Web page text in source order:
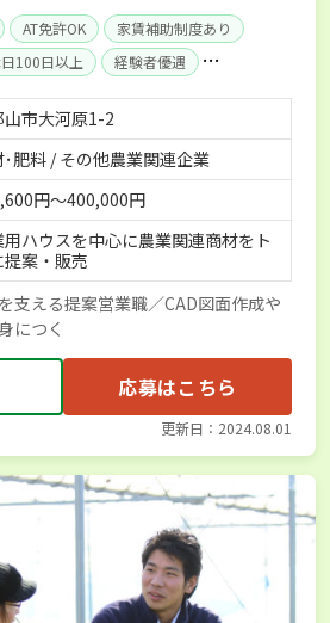
AT免許OK
家賃補助制度あり
100日以上
経験者優遇
社会保険完備 単身寮あり
市大河原1-2
･肥料 / その他農業関連企業
円～400,000円
用ハウスを中心に農業関連商材をト
案・販売
支える提案営業職／CAD図面作成や
につく
応募はこちら
更新日：2024.08.01